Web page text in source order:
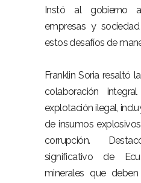
Instó al gobierno
empresas y
estos desafíos de
Franklin Soria resaltó
colaboración
explotación ilegal,
de insumos
corrupción.
significativo de
minerales que